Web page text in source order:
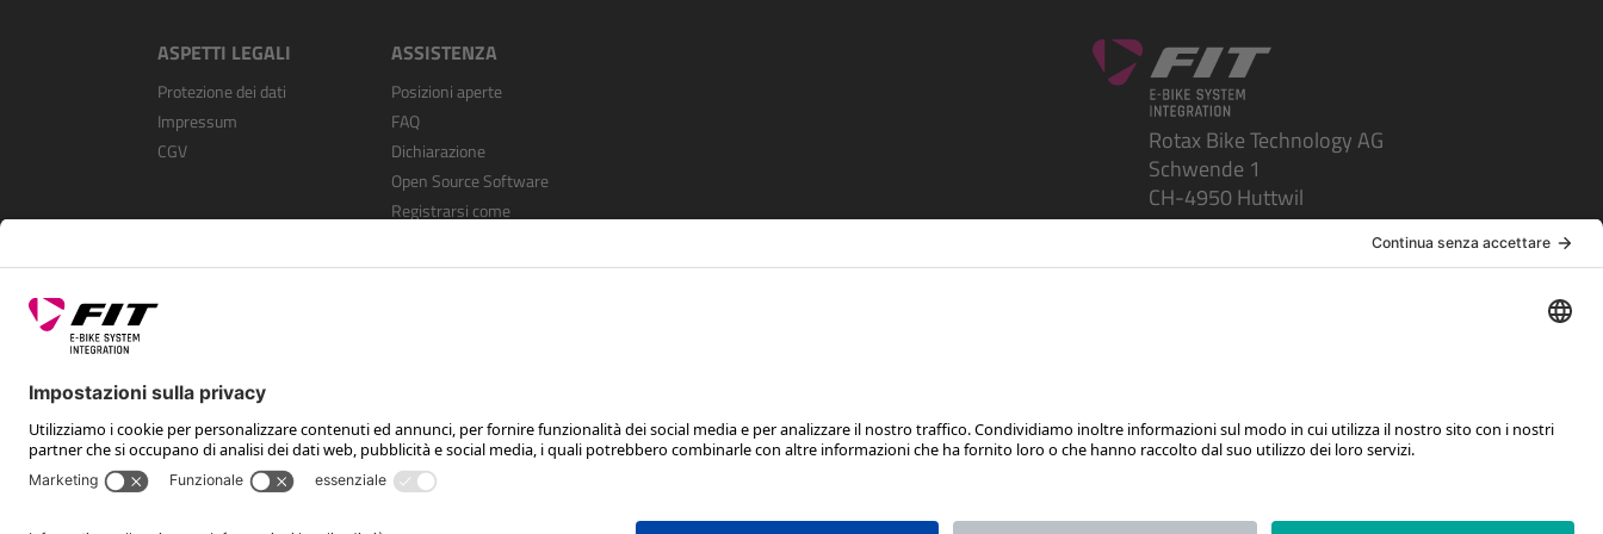
ASPETTI LEGALI
Protezione dei dati
Impressum
CGV
ASSISTENZA
Posizioni aperte
FAQ
Dichiarazione
Open Source Software
Registrarsi come
Rotax Bike Technology AG
Schwende 1
CH-4950 Huttwil
SEGUICI SU